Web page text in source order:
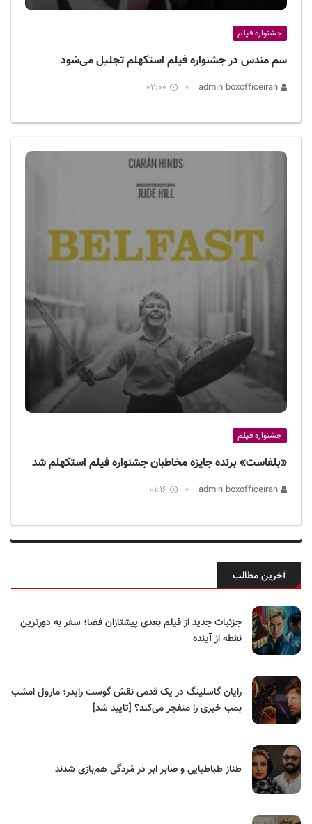
جشنواره فیلم
سم مندس در جشنواره فیلم استکهلم تجلیل می‌شود
02:00
جشنواره فیلم
«بلفاست» برنده جایزه مخاطبان جشنواره فیلم استکهلم شد
01:16
آخرین مطالب
جزئیات جدید از فیلم بعدی پیشتازان فضا؛ سفر به دورترین
نقطه از آینده
رایان گاسلینگ در یک قدمی نقش گوست رایدر؛ مارول امشب
بمب خبری را منفجر می‌کند؟ [تایید شد]
طناز طباطبایی و صابر ابر در مُردگی هم‌بازی شدند